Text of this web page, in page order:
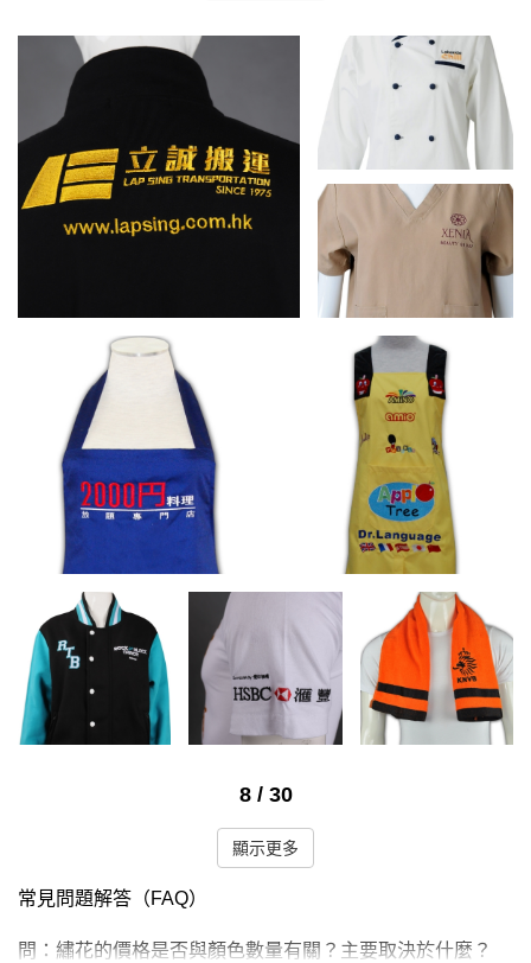
原有的形態與色澤，是真正意義上的一項長遠投資。從經典
的 Polo恤、恤衫、西裝，到日常的T恤、衛衣，再到配飾如
棒球帽、太陽帽、圍裙及棒球衫，繡花都能完美融合，彰顯
非凡格調。立即致電 2360 1900 或 Whatsapp 5661 1880，
讓我們為您打造專屬的精緻繡花製品。
8 / 30
顯示更多
常見問題解答（FAQ）
問：繡花的價格是否與顏色數量有關？主要取決於什麼？